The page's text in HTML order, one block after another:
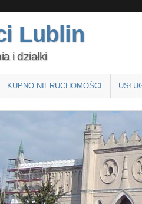
Lublin
i działki
KUPNO NIERUCHOMOŚCI